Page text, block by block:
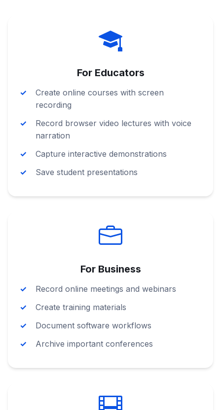
For Educators
Create online courses with screen
recording
Record browser video lectures with voice
narration
Capture interactive demonstrations
Save student presentations
For Business
Record online meetings and webinars
Create training materials
Document software workflows
Archive important conferences